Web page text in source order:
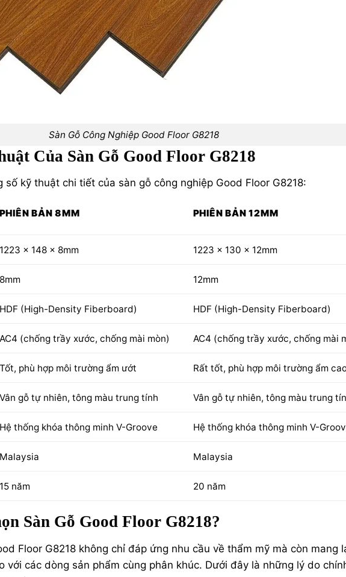
Sàn Gỗ Công Nghiệp Good Floor G8218
Của Sàn Gỗ Good Floor G8218
số kỹ thuật chi tiết của sàn gỗ công nghiệp Good Floor G8218:
PHIÊN BẢN 8MM PHIÊN BẢN 12MM
1223 x 148 x 8mm 1223 x 130 x 12mm
8mm 12mm
HDF (High-Density Fiberboard) HDF (High-Density Fiberboard)
AC4 (chống trầy xước, chống mài mòn) AC4 (chống trầy xước, chống mài
Tốt, phù hợp môi trường ẩm ướt Rất tốt, phù hợp môi trường ẩm
Vân gỗ tự nhiên, tông màu trung tính Vân gỗ tự nhiên, tông màu trung
Hệ thống khóa thông minh V-Groove Hệ thống khóa thông minh V-
Malaysia Malaysia
15 năm 20 năm
Sàn Gỗ Good Floor G8218?
Floor G8218 không chỉ đáp ứng nhu cầu về thẩm mỹ mà còn mang
với các dòng sản phẩm cùng phân khúc. Dưới đây là những lý do